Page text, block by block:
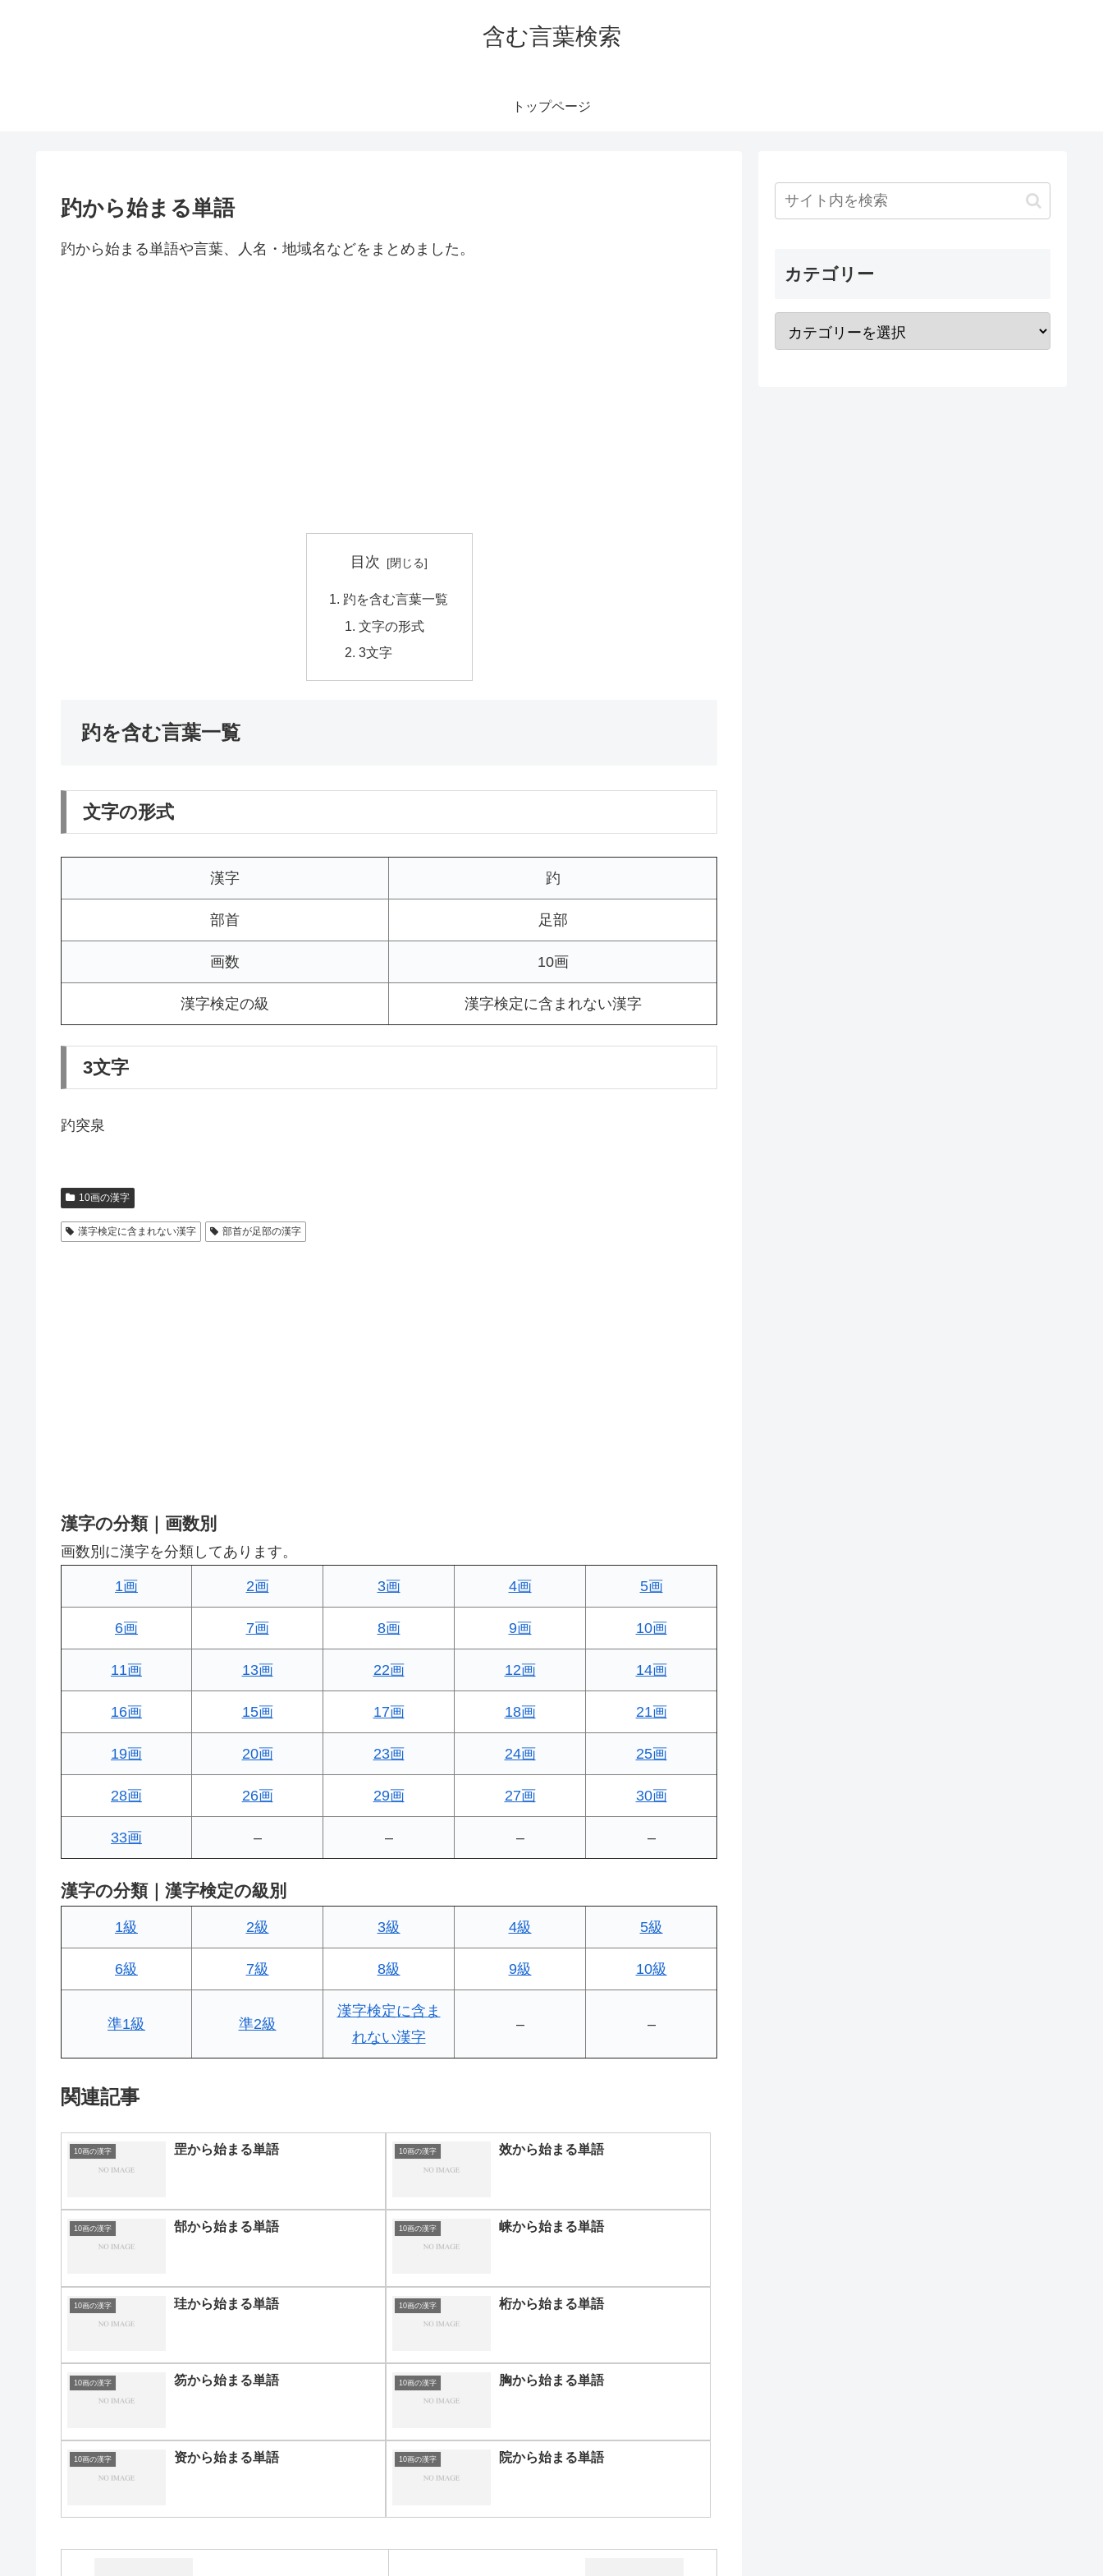
含む言葉検索
トップページ
趵から始まる単語
趵から始まる単語や言葉、人名・地域名などをまとめました。
目次
趵を含む言葉一覧
文字の形式
3文字
趵を含む言葉一覧
文字の形式
漢字 趵
部首 足部
画数 10画
漢字検定の級 漢字検定に含まれない漢字
3文字
趵突泉
10画の漢字
漢字検定に含まれない漢字 部首が足部の漢字
漢字の分類｜画数別
画数別に漢字を分類してあります。
1画 2画 3画 4画 5画
6画 7画 8画 9画 10画
11画 13画 22画 12画 14画
16画 15画 17画 18画 21画
19画 20画 23画 24画 25画
28画 26画 29画 27画 30画
33画 – – – –
漢字の分類｜漢字検定の級別
1級 2級 3級 4級 5級
6級 7級 8級 9級 10級
準1級 準2級
漢字検定に含ま
れない漢字
– –
関連記事
10画の漢字 罡から始まる単語 10画の漢字 效から始まる単語
10画の漢字 郜から始まる単語 10画の漢字 崃から始まる単語
10画の漢字 珪から始まる単語 10画の漢字 桁から始まる単語
10画の漢字 笏から始まる単語 10画の漢字 胸から始まる単語
10画の漢字 资から始まる単語 10画の漢字 院から始まる単語
カテゴリー